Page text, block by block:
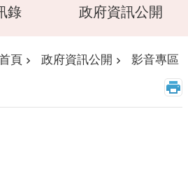
錄 政府資訊公開
頁 政府資訊公開 影音專區